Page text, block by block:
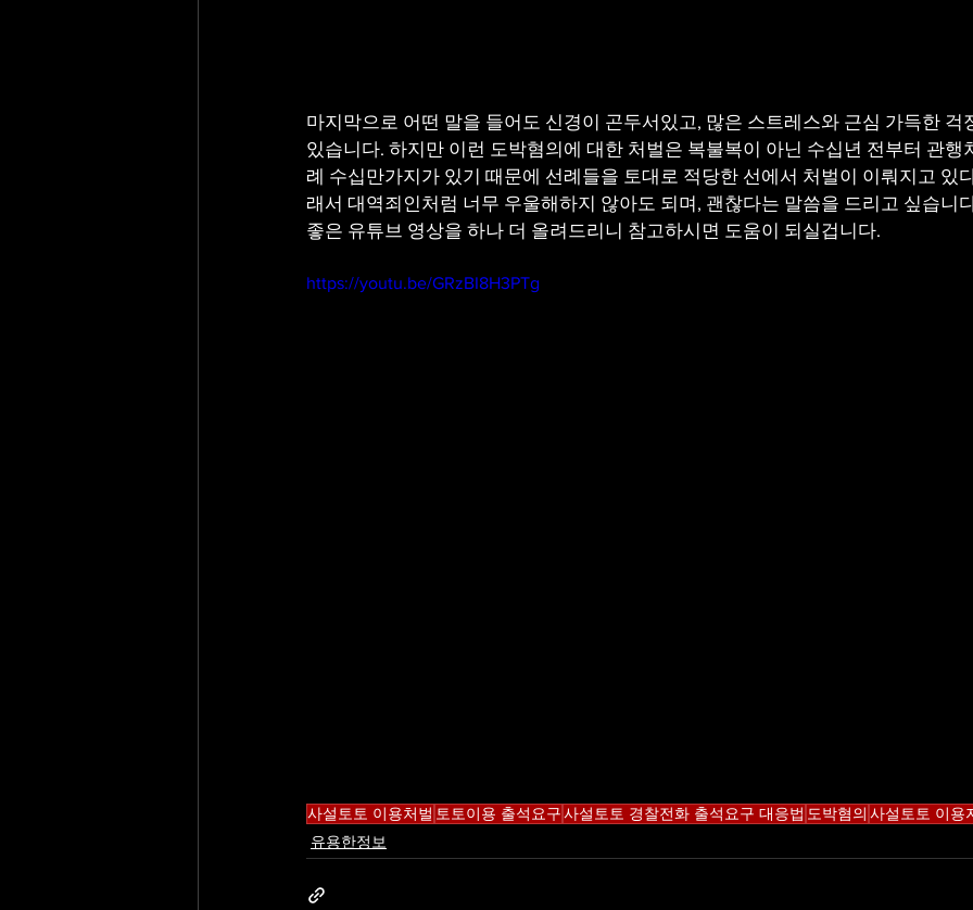
마지막으로 어떤 말을 들어도 신경이 곤두서있고, 많은 스트레스와 근심 가득한
있습니다. 하지만 이런 도박혐의에 대한 처벌은 복불복이 아닌 수십년 전부터 관행
례 수십만가지가 있기 때문에 선례들을 토대로 적당한 선에서 처벌이 이뤄지고 있
래서 대역죄인처럼 너무 우울해하지 않아도 되며, 괜찮다는 말씀을 드리고 싶습니
좋은 유튜브 영상을 하나 더 올려드리니 참고하시면 도움이 되실겁니다.
https://youtu.be/GRzBI8H3PTg
사설토토 이용처벌 토토이용 출석요구사설토토 경찰전화 출석요구 대응법 도박혐의 사설토토 이용
유용한정보